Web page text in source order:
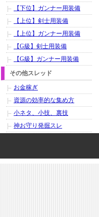
【下位】ガンナー用装備
【上位】剣士用装備
【上位】ガンナー用装備
【G級】剣士用装備
【G級】ガンナー用装備
その他スレッド
お金稼ぎ
資源の効率的な集め方
小ネタ、小技、裏技
神お守り発掘スレ